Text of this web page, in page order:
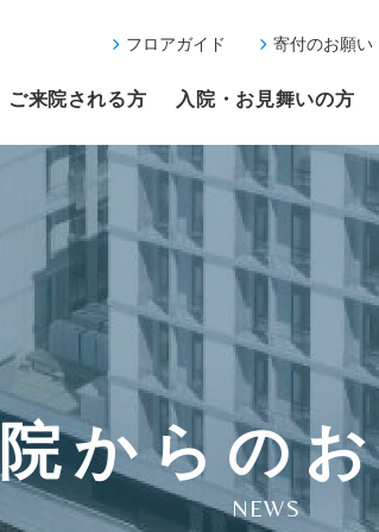
フロアガイド 寄付のお願い
ご来院される方 入院・お見舞いの方
からの
NEWS